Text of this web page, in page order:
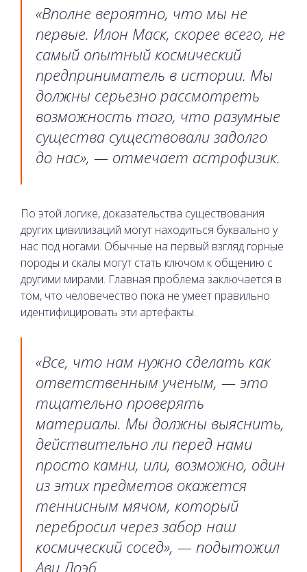
«Вполне вероятно, что мы не
первые. Илон Маск, скорее всего, не
самый опытный космический
предприниматель в истории. Мы
должны серьезно рассмотреть
возможность того, что разумные
существа существовали задолго
до нас», — отмечает астрофизик.
По этой логике, доказательства существования
других цивилизаций могут находиться буквально у
нас под ногами. Обычные на первый взгляд горные
породы и скалы могут стать ключом к общению с
другими мирами. Главная проблема заключается в
том, что человечество пока не умеет правильно
идентифицировать эти артефакты.
«Все, что нам нужно сделать как
ответственным ученым, — это
тщательно проверять
материалы. Мы должны выяснить,
действительно ли перед нами
просто камни, или, возможно, один
из этих предметов окажется
теннисным мячом, который
перебросил через забор наш
космический сосед», — подытожил
Ави Лоэб.